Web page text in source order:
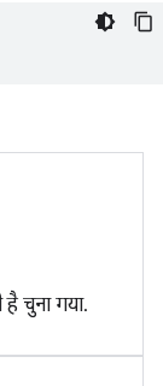
है चुना गया.